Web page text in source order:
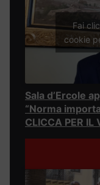
Fai
cookie
Sala d’Ercole
“Norma
CLICCA PER IL